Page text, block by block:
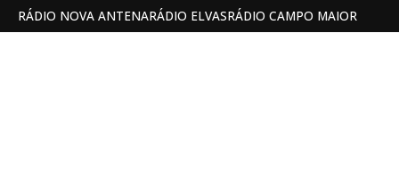
RÁDIO NOVA ANTENARÁDIO ELVASRÁDIO CAMPO MAIOR